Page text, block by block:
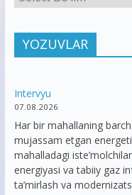
YOZUVLAR
Intervyu
07.08.2026
Har bir mahallaning
mujassam etgan
mahalladagi
energiyasi va tabiiy gaz
ta’mirlash va